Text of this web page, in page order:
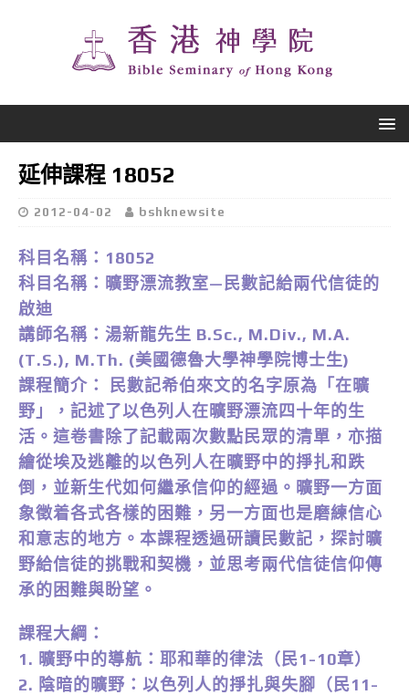
延伸課程 18052
2012-04-02 bshknewsite
科目名稱：18052
科目名稱：曠野漂流教室—民數記給兩代信徒的
啟迪
講師名稱：湯新龍先生 B.Sc., M.Div., M.A.
(T.S.), M.Th. (美國德魯大學神學院博士生)
課程簡介： 民數記希伯來文的名字原為「在曠
野」，記述了以色列人在曠野漂流四十年的生
活。這卷書除了記載兩次數點民眾的清單，亦描
繪從埃及逃離的以色列人在曠野中的掙扎和跌
倒，並新生代如何繼承信仰的經過。曠野一方面
象徵着各式各樣的困難，另一方面也是磨練信心
和意志的地方。本課程透過研讀民數記，探討曠
野給信徒的挑戰和契機，並思考兩代信徒信仰傳
承的困難與盼望。
課程大綱：
1. 曠野中的導航：耶和華的律法（民1-10章）
2. 陰暗的曠野：以色列人的掙扎與失腳（民11-